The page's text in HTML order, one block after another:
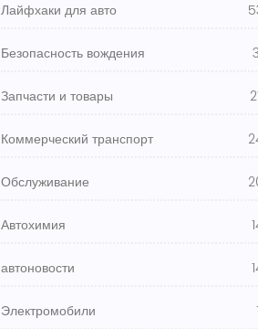
Лайфхаки для авто
Безопасность вождения
Запчасти и товары
Коммерческий транспорт
Обслуживание
Автохимия
автоновости
Электромобили